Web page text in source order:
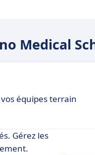
Medical
équipes terrain
Gérez les